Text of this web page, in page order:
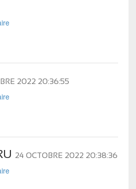
2022 20:36:55
24 OCTOBRE 2022 20:38:36